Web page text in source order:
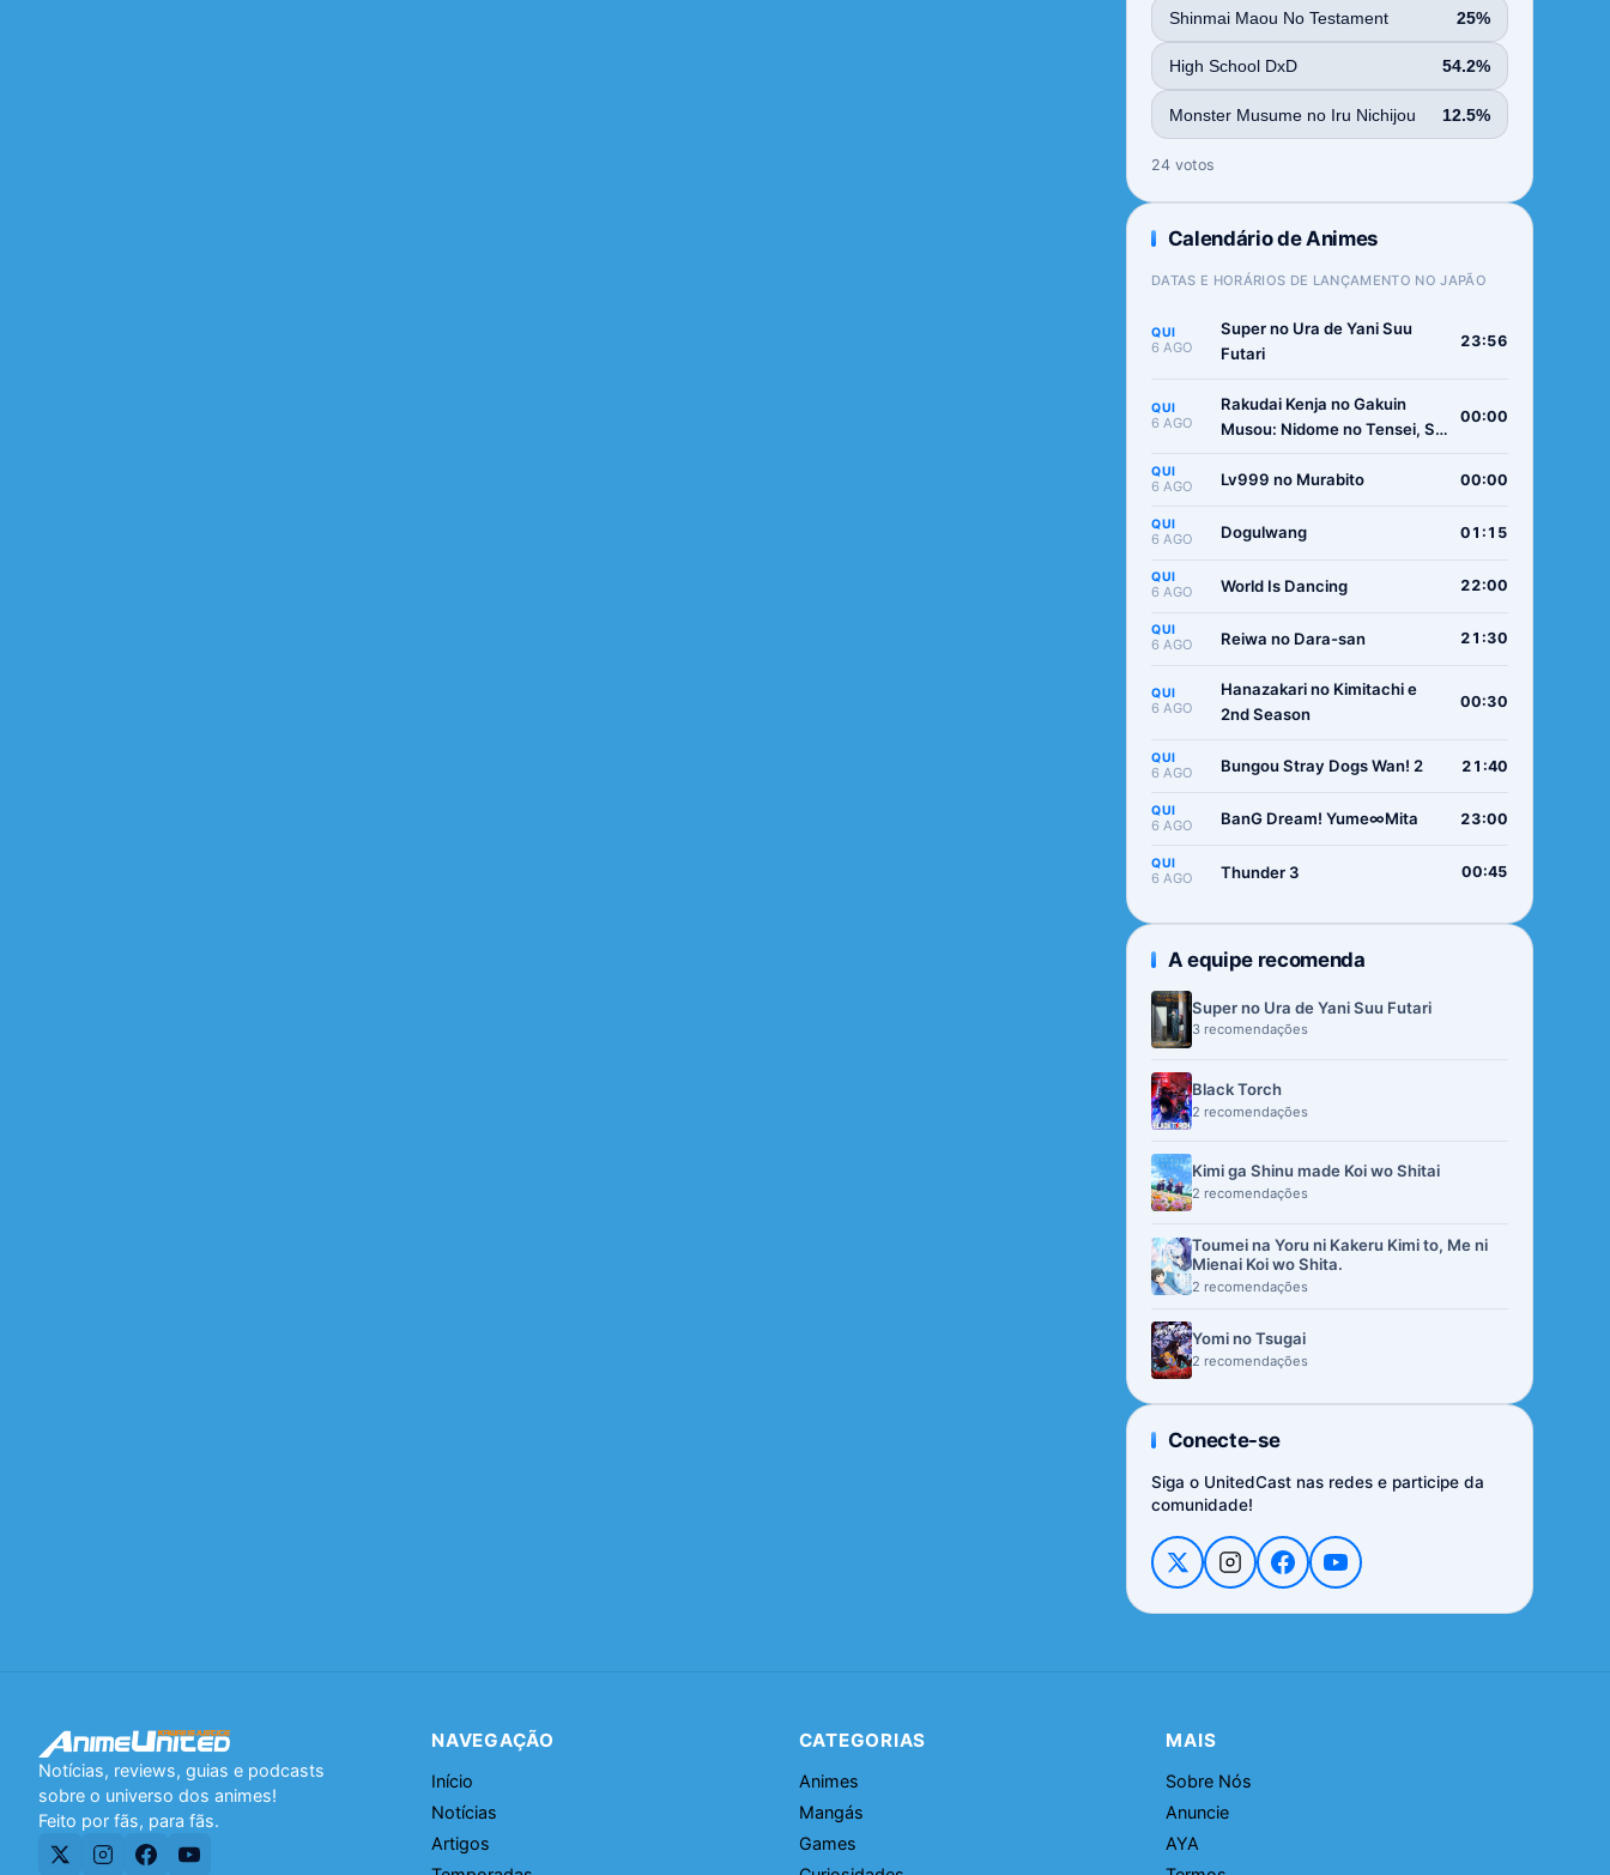
Shinmai Maou No Testament 25%
High School DxD 54.2%
Monster Musume no Iru Nichijou 12.5%
24 votos
Calendário de Animes
DATAS E HORÁRIOS DE LANÇAMENTO NO JAPÃO
QUI
6 AGO
Super no Ura de Yani Suu
Futari
23:56
QUI
6 AGO
Rakudai Kenja no Gakuin
Musou: Nidome no Tensei, S-
Boukenroku
00:00
QUI
6 AGO Lv999 no Murabito 00:00
QUI
6 AGO Dogulwang 01:15
QUI
6 AGO World Is Dancing 22:00
QUI
6 AGO Reiwa no Dara-san 21:30
QUI
6 AGO
Hanazakari no Kimitachi e
2nd Season
00:30
QUI
6 AGO Bungou Stray Dogs Wan! 2 21:40
QUI
6 AGO BanG Dream! Yume∞Mita 23:00
QUI
6 AGO Thunder 3 00:45
A equipe recomenda
Super no Ura de Yani Suu Futari
3 recomendações
Black Torch
2 recomendações
Kimi ga Shinu made Koi wo Shitai
2 recomendações
Toumei na Yoru ni Kakeru Kimi to, Me ni
Mienai Koi wo Shita.
2 recomendações
Yomi no Tsugai
2 recomendações
Conecte-se
Siga o UnitedCast nas redes e participe da
comunidade!
Notícias, reviews, guias e podcasts
sobre o universo dos animes!
Feito por fãs, para fãs.
NAVEGAÇÃO
Início
Notícias
Artigos
CATEGORIAS
Animes
Mangás
Games
MAIS
Sobre Nós
Anuncie
AYA